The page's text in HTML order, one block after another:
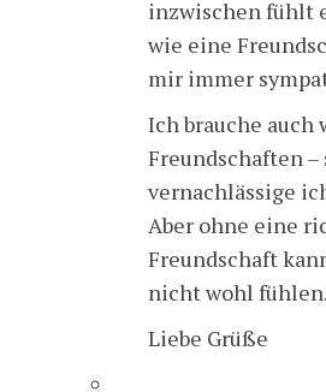
inzwischen fühlt
wie eine
mir immer
Ich brauche auch
Freundschaften –
vernachlässige
Aber ohne eine
Freundschaft
nicht wohl
Liebe Grüße